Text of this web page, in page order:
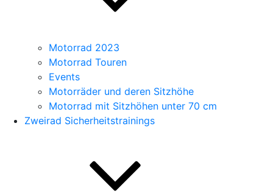
Motorrad 2023
Motorrad Touren
Events
Motorräder und deren Sitzhöhe
Motorrad mit Sitzhöhen unter 70 cm
Zweirad Sicherheitstrainings